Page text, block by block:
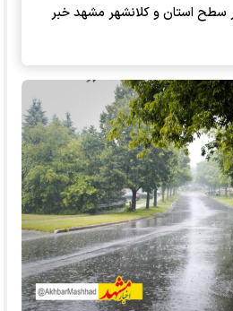
سطح استان و کلانشهر مشهد خبر